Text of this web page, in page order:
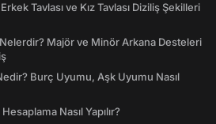
Tavlası ve Kız Tavlası Diziliş Şekilleri
Nelerdir? Majör ve Minör Arkana Desteleri
Burç Uyumu, Aşk Uyumu Nasıl
Nasıl Yapılır?